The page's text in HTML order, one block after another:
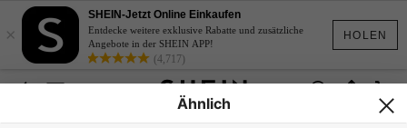
HOLEN
×
SHEIN-Jetzt Online Einkaufen
Entdecke weitere exklusive Rabatte und zusätzliche
Angebote in der SHEIN APP!
(4,717)
Ähnlich